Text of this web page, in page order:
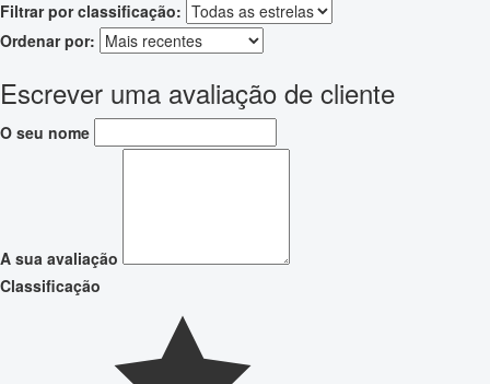
Filtrar por classificação:
Ordenar por:
Escrever uma avaliação de cliente
O seu nome
A sua avaliação
Classificação